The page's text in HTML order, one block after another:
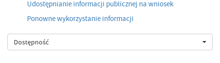
Udostępnianie informacji publicznej na wniosek
Ponowne wykorzystanie informacji
Dostępność